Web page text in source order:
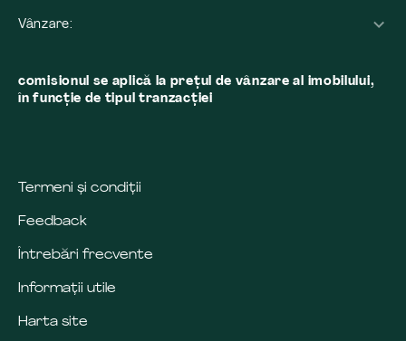
Vânzare:
comisionul se aplică la preţul de vânzare al imobilului,
în funcţie de tipul tranzacţiei
Termeni și condiții
Feedback
Întrebări frecvente
Informații utile
Harta site